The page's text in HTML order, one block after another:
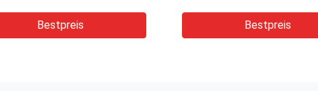
Bestpreis Bestpreis